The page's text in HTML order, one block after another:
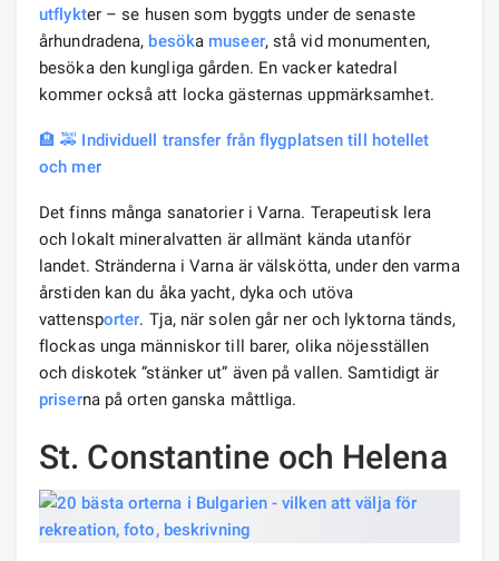
utflykter – se husen som byggts under de senaste
århundradena, besöka museer, stå vid monumenten,
besöka den kungliga gården. En vacker katedral
kommer också att locka gästernas uppmärksamhet.
🏨 🚕 Individuell transfer från flygplatsen till hotellet
och mer
Det finns många sanatorier i Varna. Terapeutisk lera
och lokalt mineralvatten är allmänt kända utanför
landet. Stränderna i Varna är välskötta, under den varma
årstiden kan du åka yacht, dyka och utöva
vattensporter. Tja, när solen går ner och lyktorna tänds,
flockas unga människor till barer, olika nöjesställen
och diskotek ”stänker ut” även på vallen. Samtidigt är
priserna på orten ganska måttliga.
St. Constantine och Helena